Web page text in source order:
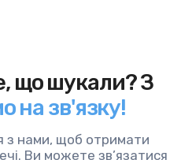
що шукали? З
на зв'язку!
з нами, щоб отримати
Ви можете зв’язатися